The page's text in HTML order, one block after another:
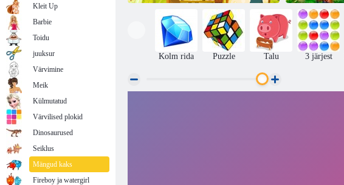
Perekonna
säilmed
Kolm rida Puzzle Talu 3 järjest
Kleit Up
Barbie
Toidu
juuksur
Värvimine
Meik
Külmutatud
Värvilised plokid
Dinosaurused
Seiklus
Mängud kaks
Fireboy ja watergirl